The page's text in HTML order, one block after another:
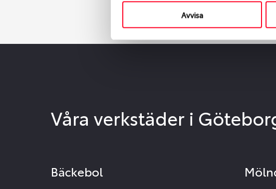
Avvisa
Våra verkstäder i
Bäckebol